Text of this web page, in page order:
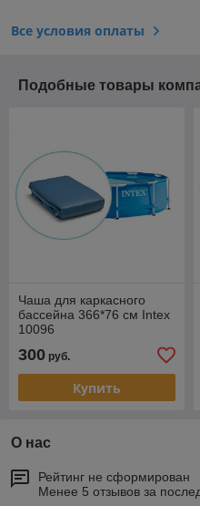
Все условия оплаты
Подобные товары
Чаша для каркасного
бассейна 366*76 см Intex
10096
300 руб.
Купить
О нас
Рейтинг не сформирован
Менее 5 отзывов за